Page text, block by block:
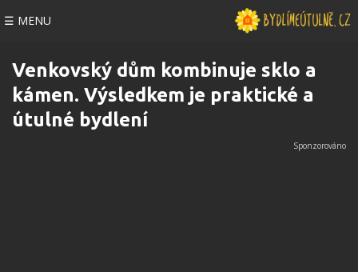
☰ MENU
Venkovský dům kombinuje sklo a
kámen. Výsledkem je praktické a
útulné bydlení